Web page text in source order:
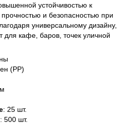
устойчивостью к
и безопасностью при
универсальному дизайну,
для кафе, баров, точек уличной
(PP)
: 25 шт.
: 500 шт.